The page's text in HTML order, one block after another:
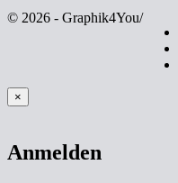
© 2026 - Graphik4You/
×
Anmelden